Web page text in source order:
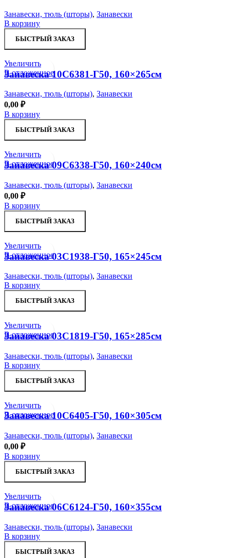
Занавески, тюль (шторы), Занавески
В корзину
БЫСТРЫЙ ЗАКАЗ
Увеличить
В отложенное
Занавеска 10С6381-Г50, 160×265см
Занавески, тюль (шторы), Занавески
0,00 ₽
В корзину
БЫСТРЫЙ ЗАКАЗ
Увеличить
В отложенное
Занавеска 09С6338-Г50, 160×240см
Занавески, тюль (шторы), Занавески
0,00 ₽
В корзину
БЫСТРЫЙ ЗАКАЗ
Увеличить
В отложенное
Занавеска 03С1938-Г50, 165×245см
Занавески, тюль (шторы), Занавески
В корзину
БЫСТРЫЙ ЗАКАЗ
Увеличить
В отложенное
Занавеска 03С1819-Г50, 165×285см
Занавески, тюль (шторы), Занавески
В корзину
БЫСТРЫЙ ЗАКАЗ
Увеличить
В отложенное
Занавеска 10С6405-Г50, 160×305см
Занавески, тюль (шторы), Занавески
0,00 ₽
В корзину
БЫСТРЫЙ ЗАКАЗ
Увеличить
В отложенное
Занавеска 06С6124-Г50, 160×355см
Занавески, тюль (шторы), Занавески
В корзину
БЫСТРЫЙ ЗАКАЗ